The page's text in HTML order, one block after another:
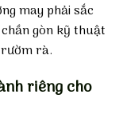
may phải sắc
gòn kỹ thuật
rà.
riêng cho